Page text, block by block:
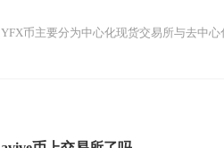
YFX币主要分为中心化现货交易所与去中